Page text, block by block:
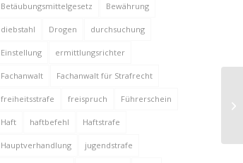
Betäubungsmittelgesetz Bewährung
diebstahl Drogen durchsuchung
Einstellung ermittlungsrichter
Fachanwalt Fachanwalt für Strafrecht
freiheitsstrafe freispruch Führerschein
Haft haftbefehl Haftstrafe
Hauptverhandlung jugendstrafe